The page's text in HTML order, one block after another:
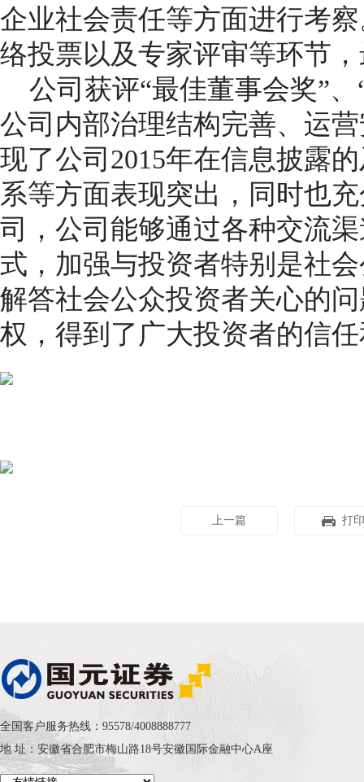
企业社会责任等方面进行考
络投票以及专家评审等环节
公司获评“最佳董事会奖”
公司内部治理结构完善、运
现了公司2015年在信息披露
系等方面表现突出，同时也
司，公司能够通过各种交流
式，加强与投资者特别是社
解答社会公众投资者关心的
权，得到了广大投资者的信
上一篇 打印
全国客户服务热线：95578/4008888777
地 址：安徽省合肥市梅山路18号安徽国际金融中心A座